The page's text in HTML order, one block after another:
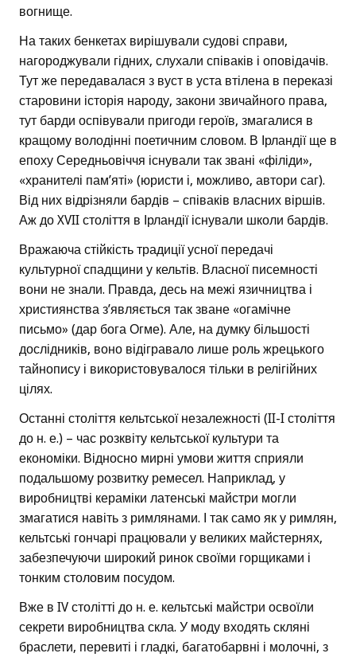
вогнище.
На таких бенкетах вирішували судові справи,
нагороджували гідних, слухали співаків і оповідачів.
Тут же передавалася з вуст в уста втілена в переказі
старовини історія народу, закони звичайного права,
тут барди оспівували пригоди героїв, змагалися в
кращому володінні поетичним словом. В Ірландії ще в
епоху Середньовіччя існували так звані «філіди»,
«хранителі пам’яті» (юристи і, можливо, автори саг).
Від них відрізняли бардів – співаків власних віршів.
Аж до XVII століття в Ірландії існували школи бардів.
Вражаюча стійкість традиції усної передачі
культурної спадщини у кельтів. Власної писемності
вони не знали. Правда, десь на межі язичництва і
християнства з’являється так зване «огамічне
письмо» (дар бога Огме). Але, на думку більшості
дослідників, воно відігравало лише роль жрецького
тайнопису і використовувалося тільки в релігійних
цілях.
Останні століття кельтської незалежності (II-I століття
до н. е.) – час розквіту кельтської культури та
економіки. Відносно мирні умови життя сприяли
подальшому розвитку ремесел. Наприклад, у
виробництві кераміки латенські майстри могли
змагатися навіть з римлянами. І так само як у римлян,
кельтські гончарі працювали у великих майстернях,
забезпечуючи широкий ринок своїми горщиками і
тонким столовим посудом.
Вже в IV столітті до н. е. кельтські майстри освоїли
секрети виробництва скла. У моду входять скляні
браслети, перевиті і гладкі, багатобарвні і молочні, з